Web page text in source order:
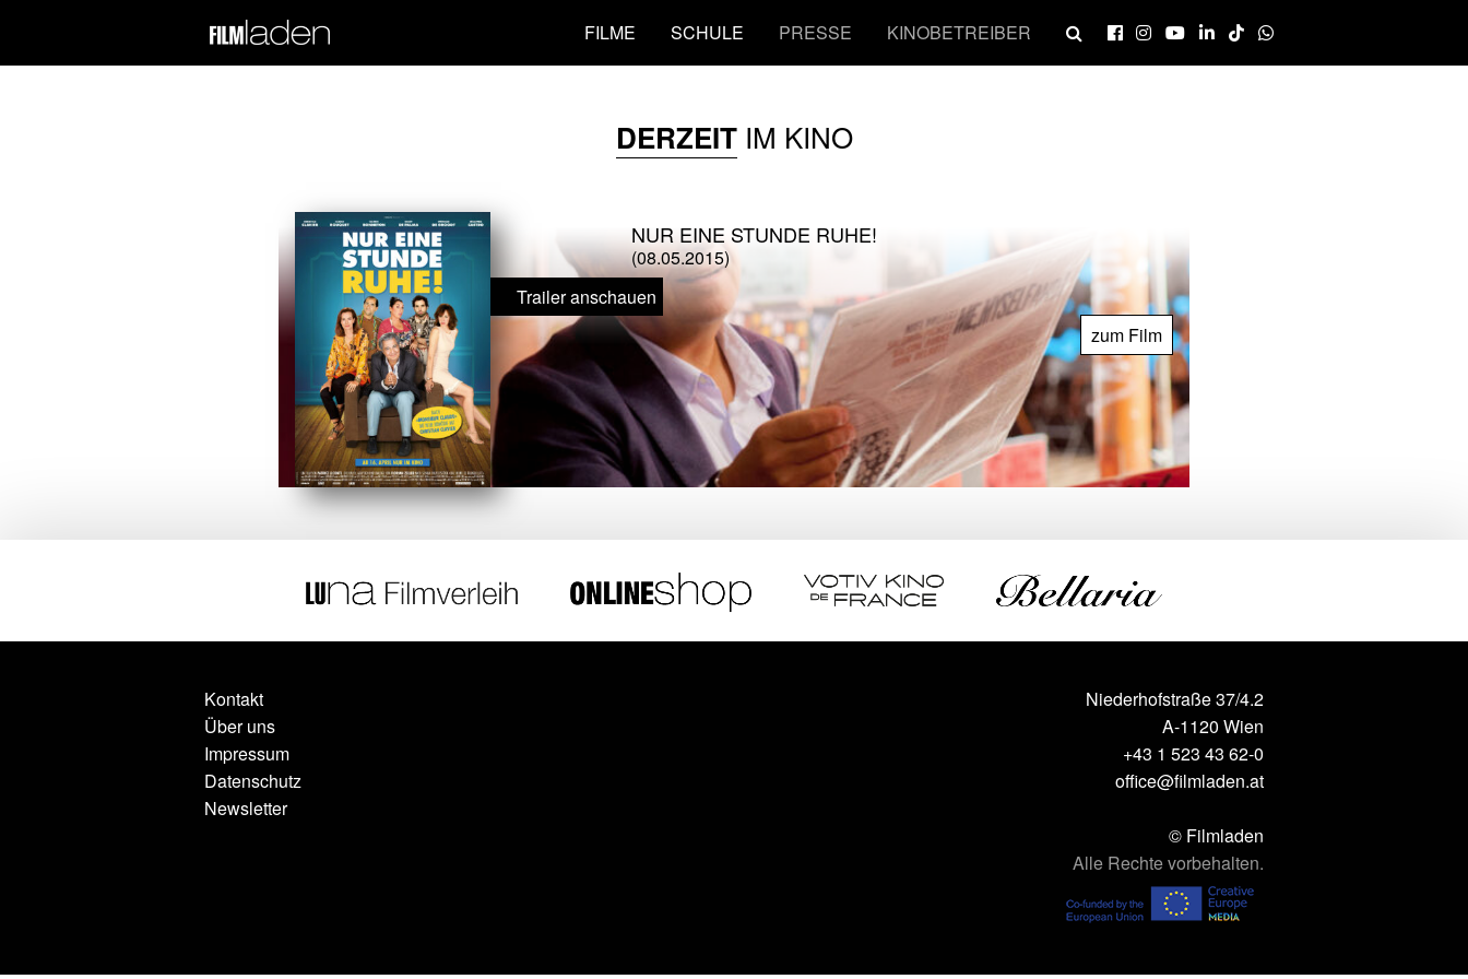
FILME SCHULE PRESSE KINOBETREIBER
DERZEITIM KINO
NUR EINE STUNDE RUHE!
(08.05.2015)
Trailer anschauen
zum Film
Kontakt
Über uns
Impressum
Datenschutz
Newsletter
Niederhofstraße 37/4.2
A-1120 Wien
+43 1 523 43 62-0
office@filmladen.at
© Filmladen
Alle Rechte vorbehalten.